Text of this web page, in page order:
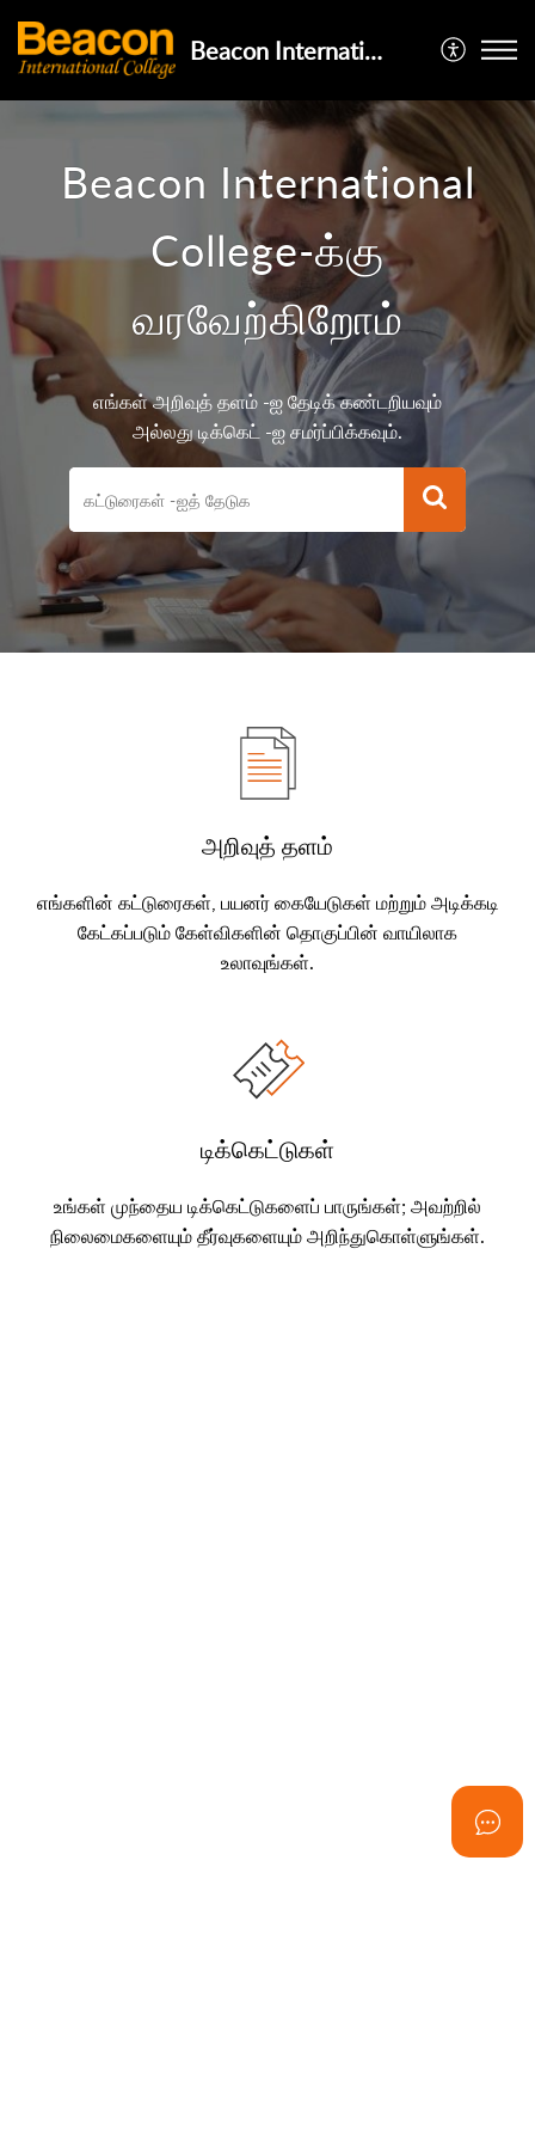
Beacon International College
Beacon International
College-க்கு
வரவேற்கிறோம்
எங்கள் அறிவுத் தளம் -ஐ தேடிக் கண்டறியவும்
அல்லது டிக்கெட் -ஐ சமர்ப்பிக்கவும்.
அறிவுத் தளம்
எங்களின் கட்டுரைகள், பயனர் கையேடுகள் மற்றும் அடிக்கடி
கேட்கப்படும் கேள்விகளின் தொகுப்பின் வாயிலாக
உலாவுங்கள்.
டிக்கெட்டுகள்
உங்கள் முந்தைய டிக்கெட்டுகளைப் பாருங்கள்; அவற்றில்
நிலைமைகளையும் தீர்வுகளையும் அறிந்துகொள்ளுங்கள்.